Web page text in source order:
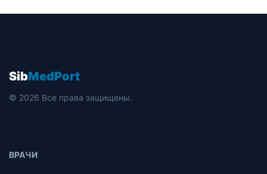
SibMedPort
© 2026 Все права защищены.
ВРАЧИ